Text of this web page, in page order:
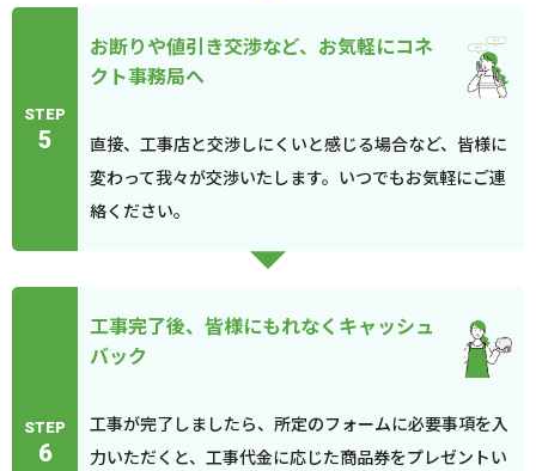
STEP
5
お断りや値引き交渉など、お気軽にコネ
クト事務局へ
直接、工事店と交渉しにくいと感じる場合など、皆様に
変わって我々が交渉いたします。いつでもお気軽にご連
絡ください。
STEP
6
工事完了後、皆様にもれなくキャッシュ
バック
工事が完了しましたら、所定のフォームに必要事項を入
力いただくと、工事代金に応じた商品券をプレゼントい